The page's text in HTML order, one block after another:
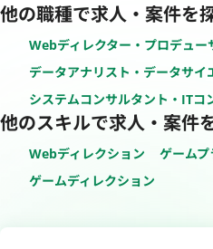
他の職種で求人・案件を
Webディレクター・プロデュ
データアナリスト・データサイ
システムコンサルタント・ITコ
他のスキルで求人・案件
Webディレクション
ゲーム
ゲームディレクション